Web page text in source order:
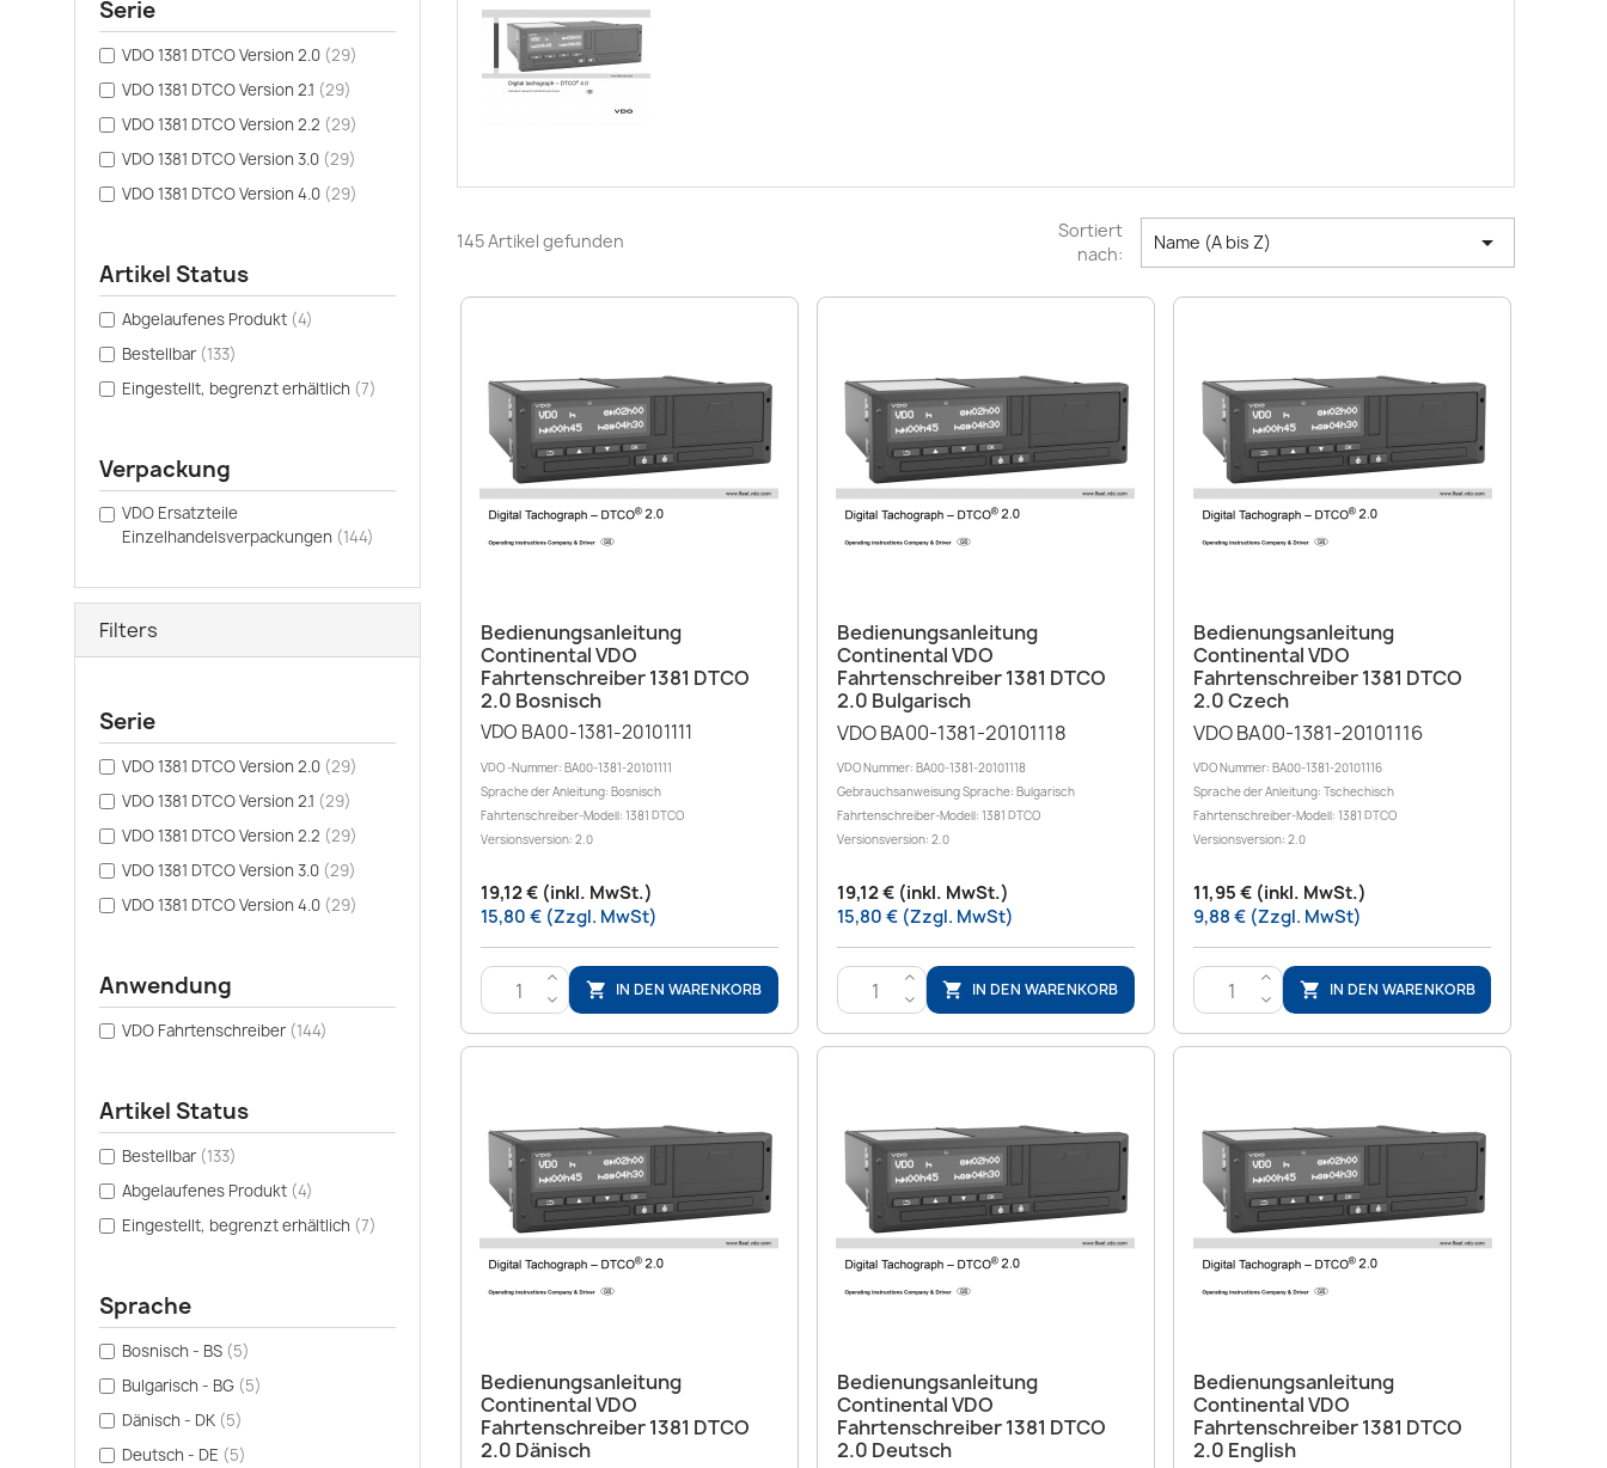
Serie
VDO 1381 DTCO Version 2.0 (29)
VDO 1381 DTCO Version 2.1 (29)
VDO 1381 DTCO Version 2.2 (29)
VDO 1381 DTCO Version 3.0 (29)
VDO 1381 DTCO Version 4.0 (29)
Artikel Status
Abgelaufenes Produkt (4)
Bestellbar (133)
Eingestellt, begrenzt erhältlich (7)
Verpackung
VDO Ersatzteile
Einzelhandelsverpackungen (144)
Filters
Serie
VDO 1381 DTCO Version 2.0 (29)
VDO 1381 DTCO Version 2.1 (29)
VDO 1381 DTCO Version 2.2 (29)
VDO 1381 DTCO Version 3.0 (29)
VDO 1381 DTCO Version 4.0 (29)
Anwendung
VDO Fahrtenschreiber (144)
Artikel Status
Bestellbar (133)
Abgelaufenes Produkt (4)
Eingestellt, begrenzt erhältlich (7)
Sprache
Bosnisch - BS (5)
Bulgarisch - BG (5)
Dänisch - DK (5)
Deutsch - DE (5)
145 Artikel gefunden
Sortiert
nach:
Name (A bis Z) 
Vorschau
Bedienungsanleitung
Continental VDO
Fahrtenschreiber 1381 DTCO
2.0 Bosnisch
VDO BA00-1381-20101111
VDO -Nummer: BA00-1381-20101111
Sprache der Anleitung: Bosnisch
Fahrtenschreiber-Modell: 1381 DTCO
Versionsversion: 2.0
19,12 € (inkl. MwSt.)
15,80 € (Zzgl. MwSt)
>
<
 IN DEN WARENKORB
Vorschau
Bedienungsanleitung
Continental VDO
Fahrtenschreiber 1381 DTCO
2.0 Bulgarisch
VDO BA00-1381-20101118
VDO Nummer: BA00-1381-20101118
Gebrauchsanweisung Sprache: Bulgarisch
Fahrtenschreiber-Modell: 1381 DTCO
Versionsversion: 2.0
19,12 € (inkl. MwSt.)
15,80 € (Zzgl. MwSt)
>
<
 IN DEN WARENKORB
Vorschau
Bedienungsanleitung
Continental VDO
Fahrtenschreiber 1381 DTCO
2.0 Czech
VDO BA00-1381-20101116
VDO Nummer: BA00-1381-20101116
Sprache der Anleitung: Tschechisch
Fahrtenschreiber-Modell: 1381 DTCO
Versionsversion: 2.0
11,95 € (inkl. MwSt.)
9,88 € (Zzgl. MwSt)
>
<
 IN DEN WARENKORB
Vorschau
Bedienungsanleitung
Continental VDO
Fahrtenschreiber 1381 DTCO
2.0 Dänisch
Vorschau
Bedienungsanleitung
Continental VDO
Fahrtenschreiber 1381 DTCO
2.0 Deutsch
Vorschau
Bedienungsanleitung
Continental VDO
Fahrtenschreiber 1381 DTCO
2.0 English